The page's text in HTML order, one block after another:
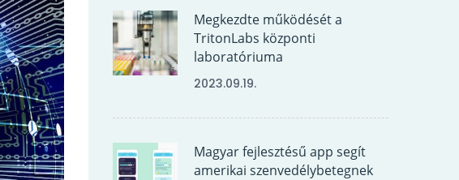
Megkezdte működését a
TritonLabs központi
laboratóriuma
2023.09.19.
Magyar fejlesztésű app segít
amerikai szenvedélybetegnek